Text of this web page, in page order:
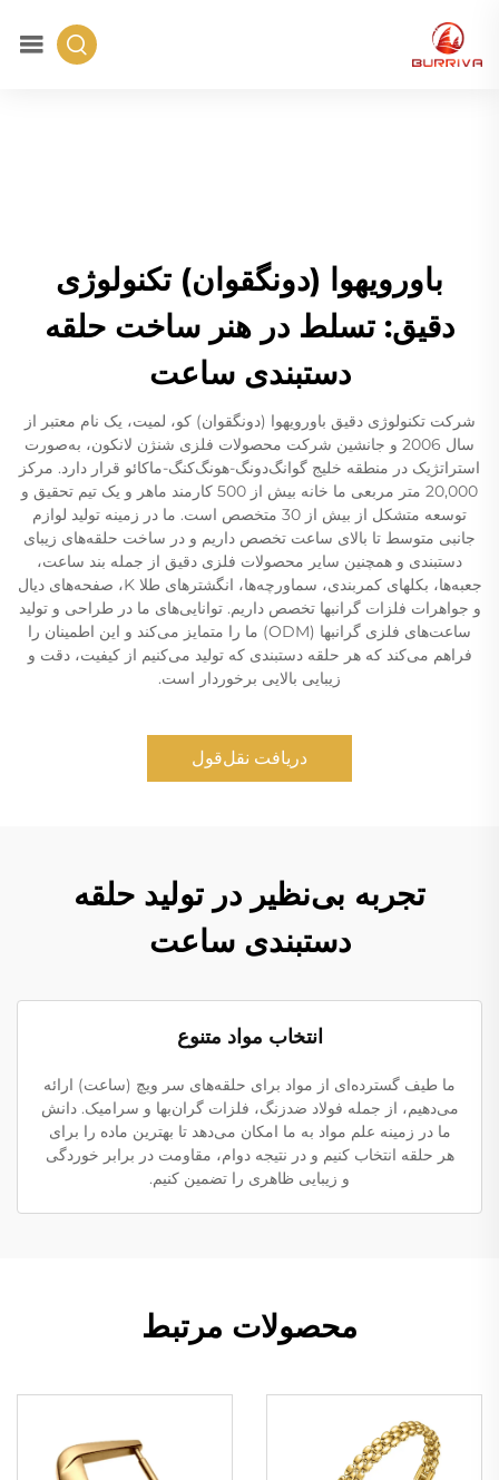
باورویهوا (دونگقوان) تکنولوژی
دقیق: تسلط در هنر ساخت حلقه
دستبندی ساعت
شرکت تکنولوژی دقیق باورویهوا (دونگقوان) کو، لمیت، یک نام معتبر از
سال 2006 و جانشین شرکت محصولات فلزی شنژن لانکون، به‌صورت
استراتژیک در منطقه خلیج گوانگ‌دونگ-هونگ‌کنگ-ماکائو قرار دارد. مرکز
20,000 متر مربعی ما خانه بیش از 500 کارمند ماهر و یک تیم تحقیق و
توسعه متشکل از بیش از 30 متخصص است. ما در زمینه تولید لوازم
جانبی متوسط تا بالای ساعت تخصص داریم و در ساخت حلقه‌های زیبای
دستبندی و همچنین سایر محصولات فلزی دقیق از جمله بند ساعت،
جعبه‌ها، بکلهای کمربندی، سماورچه‌ها، انگشترهای طلا K، صفحه‌های دیال
و جواهرات فلزات گرانبها تخصص داریم. توانایی‌های ما در طراحی و تولید
ساعت‌های فلزی گرانبها (ODM) ما را متمایز می‌کند و این اطمینان را
فراهم می‌کند که هر حلقه دستبندی که تولید می‌کنیم از کیفیت، دقت و
زیبایی بالایی برخوردار است.
دریافت نقل‌قول
تجربه بی‌نظیر در تولید حلقه
دستبندی ساعت
انتخاب مواد متنوع
ما طیف گسترده‌ای از مواد برای حلقه‌های سر ویچ (ساعت) ارائه
می‌دهیم، از جمله فولاد ضدزنگ، فلزات گران‌بها و سرامیک. دانش
ما در زمینه علم مواد به ما امکان می‌دهد تا بهترین ماده را برای
هر حلقه انتخاب کنیم و در نتیجه دوام، مقاومت در برابر خوردگی
و زیبایی ظاهری را تضمین کنیم.
محصولات مرتبط